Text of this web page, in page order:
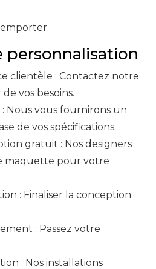
emporter
personnalisation
clientèle : Contactez notre
vos besoins.
Nous vous fournirons un
de vos spécifications.
gratuit : Nos designers
maquette pour votre
: Finaliser la conception
: Passez votre
: Nos installations